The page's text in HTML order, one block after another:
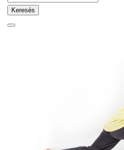
Keresés